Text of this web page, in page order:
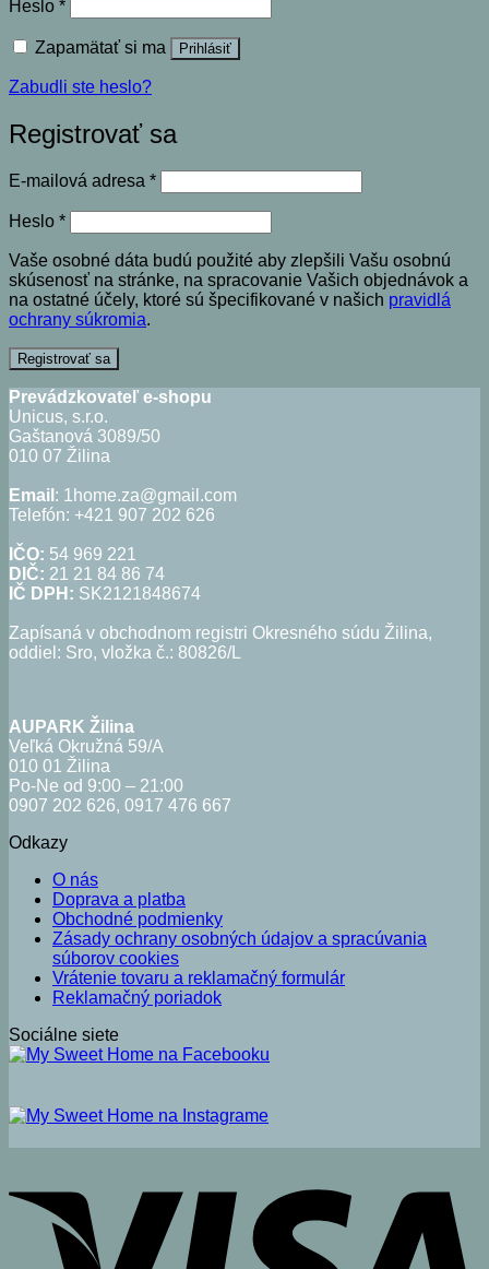
Heslo *
Zapamätať si ma Prihlásiť
Zabudli ste heslo?
Registrovať sa
E-mailová adresa *Povinné
Heslo *Povinné
Vaše osobné dáta budú použité aby zlepšili Vašu osobnú
skúsenosť na stránke, na spracovanie Vašich objednávok a
na ostatné účely, ktoré sú špecifikované v našich pravidlá
ochrany súkromia.
Registrovať sa
Prevádzkovateľ e-shopu
Unicus, s.r.o.
Gaštanová 3089/50
010 07 Žilina
Email : 1home.za@gmail.com
Telefón: +421 907 202 626
IČO: 54 969 221
DIČ: 21 21 84 86 74
IČ DPH: SK2121848674
Zapísaná v obchodnom registri Okresného súdu Žilina,
oddiel: Sro, vložka č.: 80826/L
AUPARK Žilina
Veľká Okružná 59/A
010 01 Žilina
Po-Ne od 9:00 – 21:00
0907 202 626, 0917 476 667
Odkazy
O nás
Doprava a platba
Obchodné podmienky
Zásady ochrany osobných údajov a spracúvania
súborov cookies
Vrátenie tovaru a reklamačný formulár
Reklamačný poriadok
Sociálne siete